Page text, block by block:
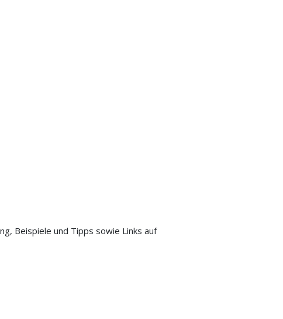
Beispiele und Tipps sowie Links auf